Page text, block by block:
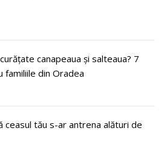
canapeaua și salteaua? 7
familiile din Oradea
ceasul tău s-ar antrena alături de